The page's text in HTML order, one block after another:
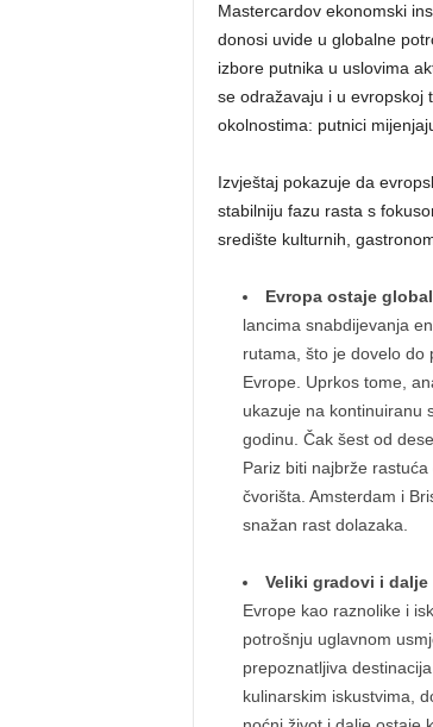
Mastercardov ekonomski
donosi uvide u globalne
izbore putnika u uslovima
se odražavaju i u evropskoj
okolnostima: putnici
Izvještaj pokazuje da
stabilniju fazu rasta s
središte kulturnih,
Evropa ostaje
lancima snabdijevanja
rutama, što je dovelo do
Evrope. Uprkos tome,
ukazuje na kontinuiranu
godinu. Čak šest od
Pariz biti najbrže
čvorišta. Amsterdam i
snažan rast dolazaka.
Veliki gradovi i dalje
Evrope kao raznolike i
potrošnju uglavnom
prepoznatljiva
kulinarskim iskustvima,